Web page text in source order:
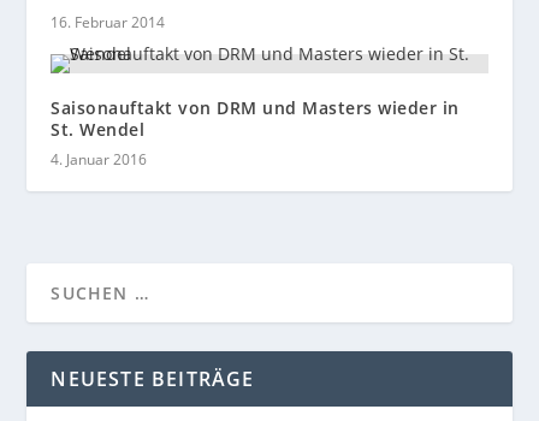
16. Februar 2014
Saisonauftakt von DRM und Masters wieder in
St. Wendel
4. Januar 2016
NEUESTE BEITRÄGE